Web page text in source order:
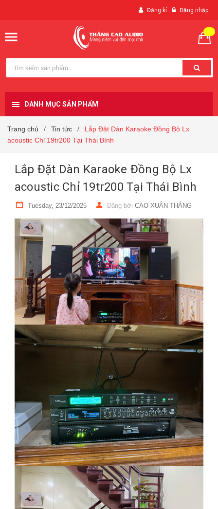
Đăng kí Đăng nhập
DANH MỤC SẢN PHẨM
Trang chủ / Tin tức /
Lắp Đặt Dàn Karaoke Đồng Bộ Lx
acoustic Chỉ 19tr200 Tại Thái Bình
Lắp Đặt Dàn Karaoke Đồng Bộ Lx
acoustic Chỉ 19tr200 Tại Thái Bình
Tuesday, 23/12/2025 Đăng bởi CAO XUÂN THẮNG